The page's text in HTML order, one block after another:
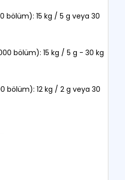
bölüm): 15 kg / 5 g veya 30
bölüm): 15 kg / 5 g - 30 kg
bölüm): 12 kg / 2 g veya 30